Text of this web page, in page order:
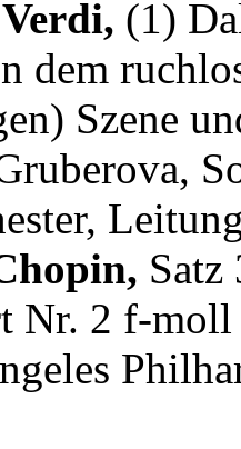
(1)
dem
Szene
Satz
Nr. 2 f-